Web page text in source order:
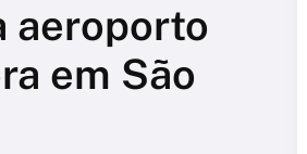
aeroporto
em São